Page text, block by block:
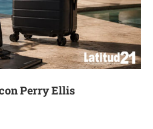
Perry Ellis